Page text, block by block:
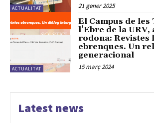
ACTUALITAT 21 gener 2025
ACTUALITAT
El Campus de les
l’Ebre de la
rodona: Revistes
ebrenques. Un
generacional
15 març 2024
Latest news